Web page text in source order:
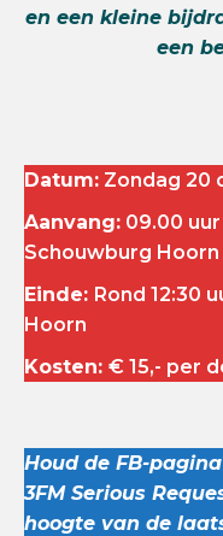
en een kleine
een
Datum: Zondag 20
Aanvang: 09.00
Schouwburg Hoorn
Einde: Rond 12:30
Hoorn
Kosten: € 15,- per
Houd de FB-
3FM Serious
hoogte van de